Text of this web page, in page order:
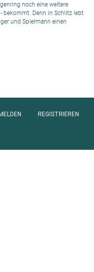
noch eine weitere
bekommt. Denn in Schlitz lebt
und Spielmann einen
REGISTRIEREN